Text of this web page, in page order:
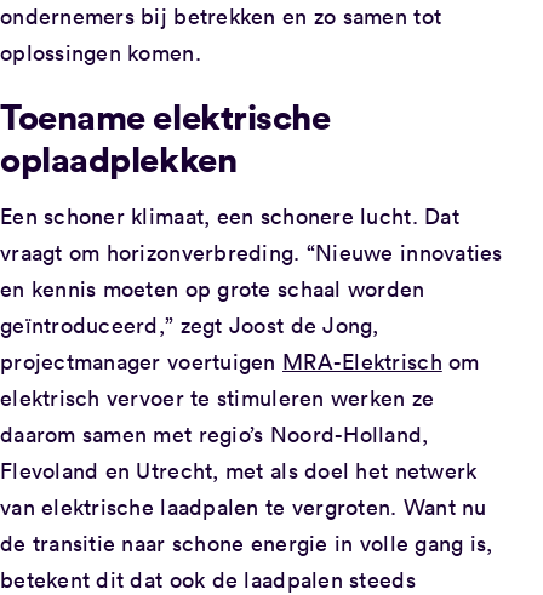
ondernemers bij betrekken en zo samen tot
oplossingen komen.
Toename elektrische
oplaadplekken
Een schoner klimaat, een schonere lucht. Dat
vraagt om horizonverbreding. “Nieuwe innovaties
en kennis moeten op grote schaal worden
geïntroduceerd,” zegt Joost de Jong,
projectmanager voertuigen MRA-Elektrisch om
elektrisch vervoer te stimuleren werken ze
daarom samen met regio’s Noord-Holland,
Flevoland en Utrecht, met als doel het netwerk
van elektrische laadpalen te vergroten. Want nu
de transitie naar schone energie in volle gang is,
betekent dit dat ook de laadpalen steeds